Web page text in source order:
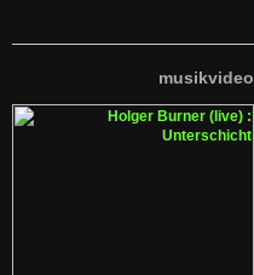
musikvideo